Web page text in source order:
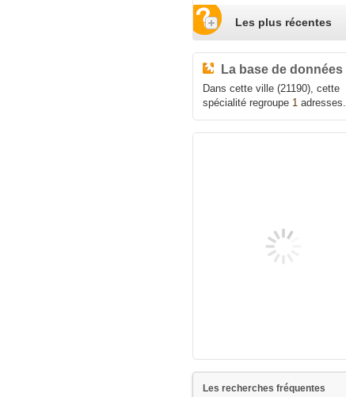
Les plus récentes
La base de données
Dans cette ville (21190), cette
spécialité regroupe 1adresses.